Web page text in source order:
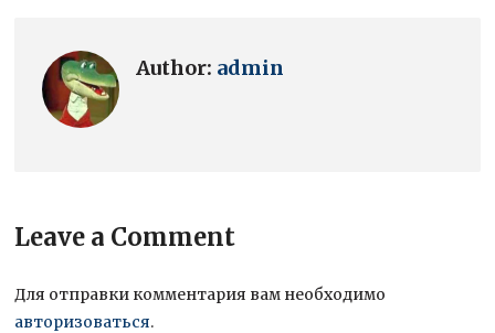
Author: admin
Leave a Comment
Для отправки комментария вам необходимо
авторизоваться.